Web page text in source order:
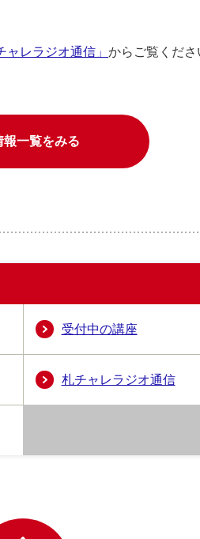
ャレラジオ通信」 からご覧くださ
報一覧をみる
受付中の講座
札チャレラジオ通信